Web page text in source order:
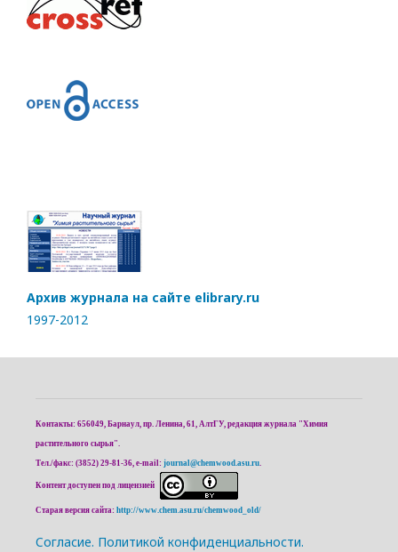
Архив журнала на сайте elibrary.ru
1997-2012
Контакты: 656049, Барнаул, пр. Ленина, 61, АлтГУ, редакция журнала "Химия
растительного сырья".
Тел./факс: (3852) 29-81-36, e-mail: journal@chemwood.asu.ru.
Контент доступен под лицензией
Старая версия сайта: http://www.chem.asu.ru/chemwood_old/
Cогласие. Политикой конфиденциальности.